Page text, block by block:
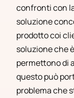
confronti con
soluzione
prodotto coi
soluzione che
permettono di
questo può
problema che